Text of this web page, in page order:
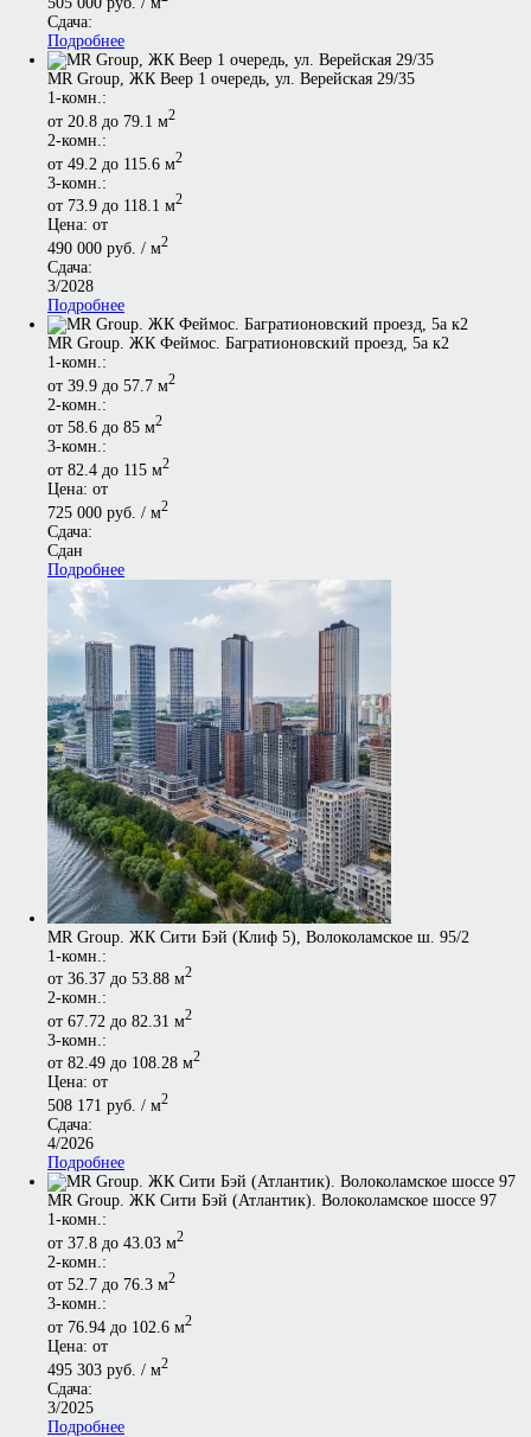
Сдача:
Подробнее
MR Group, ЖК Веер 1 очередь, ул. Верейская 29/35
1-комн.:
от 20.8 до 79.1 м2
2-комн.:
от 49.2 до 115.6 м2
3-комн.:
от 73.9 до 118.1 м2
Цена: от
490 000 руб. / м2
Сдача:
3/2028
Подробнее
MR Group. ЖК Феймос. Багратионовский проезд, 5а к2
1-комн.:
от 39.9 до 57.7 м2
2-комн.:
от 58.6 до 85 м2
3-комн.:
от 82.4 до 115 м2
Цена: от
725 000 руб. / м2
Сдача:
Сдан
Подробнее
MR Group. ЖК Сити Бэй (Клиф 5), Волоколамское ш. 95/2
1-комн.:
от 36.37 до 53.88 м2
2-комн.:
от 67.72 до 82.31 м2
3-комн.:
от 82.49 до 108.28 м2
Цена: от
508 171 руб. / м2
Сдача:
4/2026
Подробнее
MR Group. ЖК Сити Бэй (Атлантик). Волоколамское шоссе 97
1-комн.:
от 37.8 до 43.03 м2
2-комн.:
от 52.7 до 76.3 м2
3-комн.:
от 76.94 до 102.6 м2
Цена: от
495 303 руб. / м2
Сдача:
3/2025
Подробнее